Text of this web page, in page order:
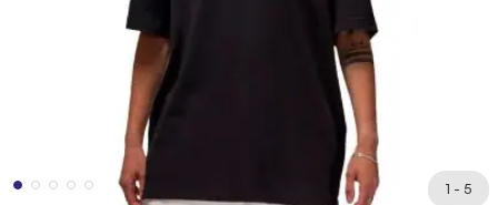
1 - 5